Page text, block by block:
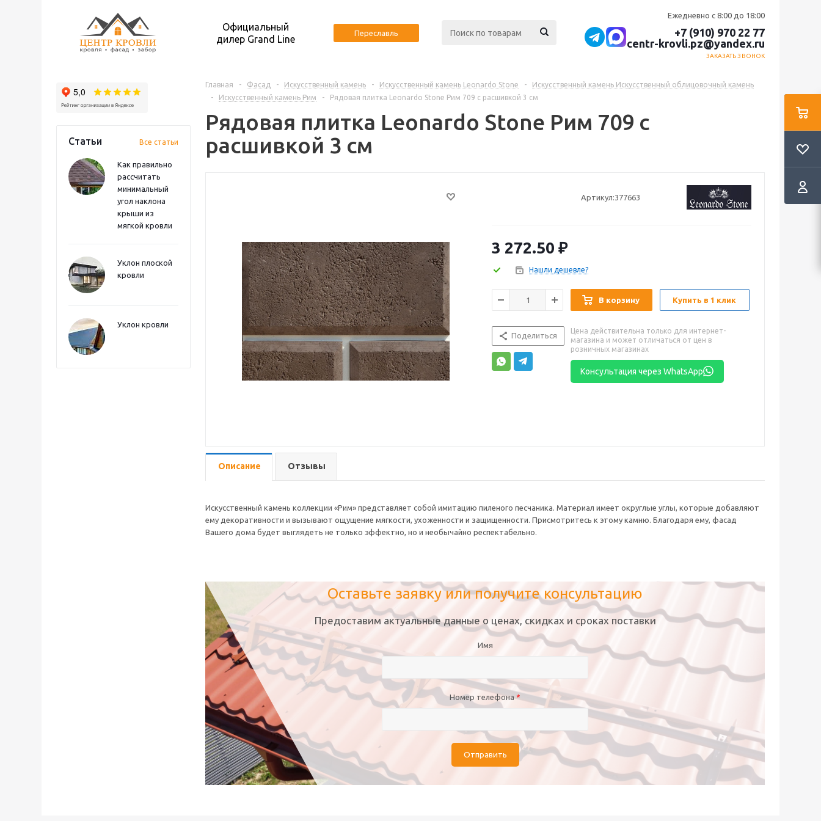
Официальный
дилер Grand Line
Переславль
Ежедневно с 8:00 до 18:00
+7 (910) 970 22 77
centr-krovli.pz@yandex.ru
ЗАКАЗАТЬ ЗВОНОК
Статьи Все статьи
Как правильно
рассчитать
минимальный
угол наклона
крыши из
мягкой кровли
Уклон плоской
кровли
Уклон кровли
Главная - Фасад - Искусственный камень - Искусственный камень Leonardo Stone -
Искусственный камень Искусственный облицовочный камень
-
Искусственный камень Рим - Рядовая плитка Leonardo Stone Рим 709 с расшивкой 3 см
Рядовая плитка Leonardo Stone Рим 709 с
расшивкой 3 см
Артикул:377663
3 272.50 ₽
Нашли дешевле?
В корзину Купить в 1 клик
Поделиться
Цена действительна только для интернет-
магазина и может отличаться от цен в
розничных магазинах
Консультация через WhatsApp
Описание Отзывы
Искусственный камень коллекции «Рим» представляет собой имитацию пиленого песчаника. Материал имеет округлые углы, которые добавляют
ему декоративности и вызывают ощущение мягкости, ухоженности и защищенности. Присмотритесь к этому камню. Благодаря ему, фасад
Вашего дома будет выглядеть не только эффектно, но и необычайно респектабельно.
Оставьте заявку или получите консультацию
Предоставим актуальные данные о ценах, скидках и сроках поставки
Имя
Номер телефона*
Отправить